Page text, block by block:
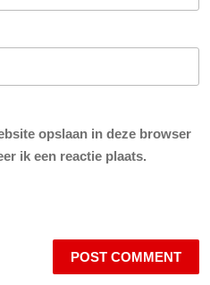
opslaan in deze browser
ik een reactie plaats.